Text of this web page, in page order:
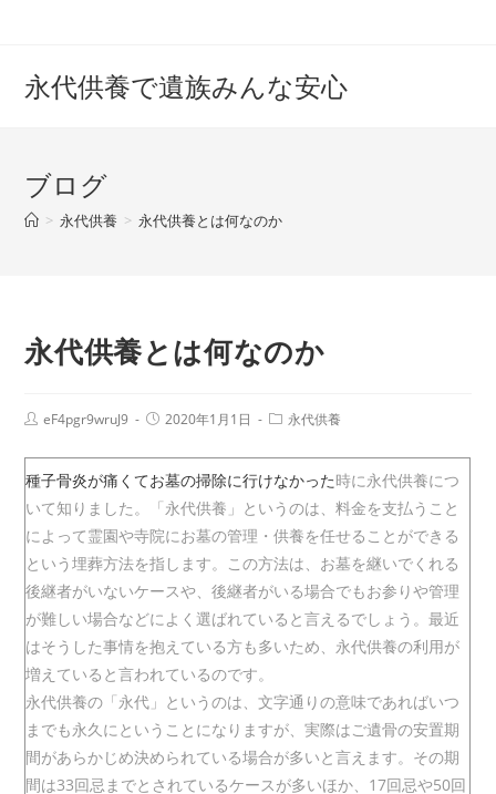
永代供養で遺族みんな安心
ブログ
> 永代供養 > 永代供養とは何なのか
永代供養とは何なのか
投 eF4pgr9wruJ9
投
日:
2020年1月1日
投
ゴ
リ
ー:
永代供養
種子骨炎が痛くてお墓の掃除に行けなかった時に永代供養につ
いて知りました。「永代供養」というのは、料金を支払うこと
によって霊園や寺院にお墓の管理・供養を任せることができる
という埋葬方法を指します。この方法は、お墓を継いでくれる
後継者がいないケースや、後継者がいる場合でもお参りや管理
が難しい場合などによく選ばれていると言えるでしょう。最近
はそうした事情を抱えている方も多いため、永代供養の利用が
増えていると言われているのです。
永代供養の「永代」というのは、文字通りの意味であればいつ
までも永久にということになりますが、実際はご遺骨の安置期
間があらかじめ決められている場合が多いと言えます。その期
間は33回忌までとされているケースが多いほか、17回忌や50回